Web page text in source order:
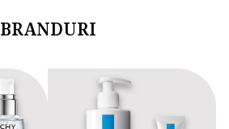
BRANDURI